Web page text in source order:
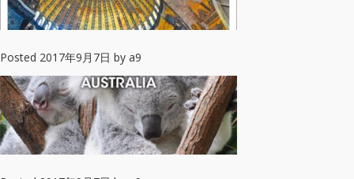
Posted 2017年9月7日 by a9